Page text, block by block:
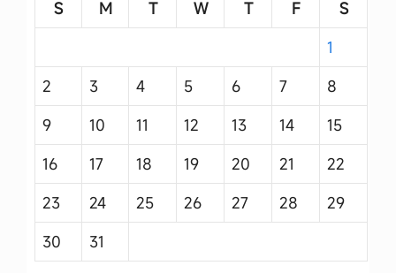
S
M T W T F
S
1
2
3 4 5 6 7
8
9
10 11 12 13 14
15
16
17 18 19 20 21
22
23
24 25 26 27 28
29
30
31